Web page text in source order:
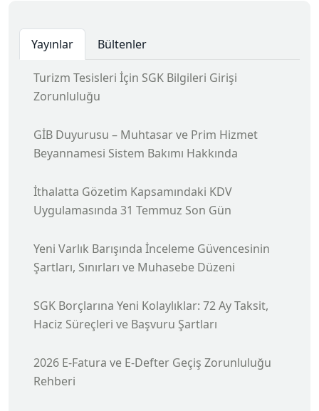
Yayınlar Bültenler
Turizm Tesisleri İçin SGK Bilgileri Girişi
Zorunluluğu
GİB Duyurusu – Muhtasar ve Prim Hizmet
Beyannamesi Sistem Bakımı Hakkında
İthalatta Gözetim Kapsamındaki KDV
Uygulamasında 31 Temmuz Son Gün
Yeni Varlık Barışında İnceleme Güvencesinin
Şartları, Sınırları ve Muhasebe Düzeni
SGK Borçlarına Yeni Kolaylıklar: 72 Ay Taksit,
Haciz Süreçleri ve Başvuru Şartları
2026 E-Fatura ve E-Defter Geçiş Zorunluluğu
Rehberi